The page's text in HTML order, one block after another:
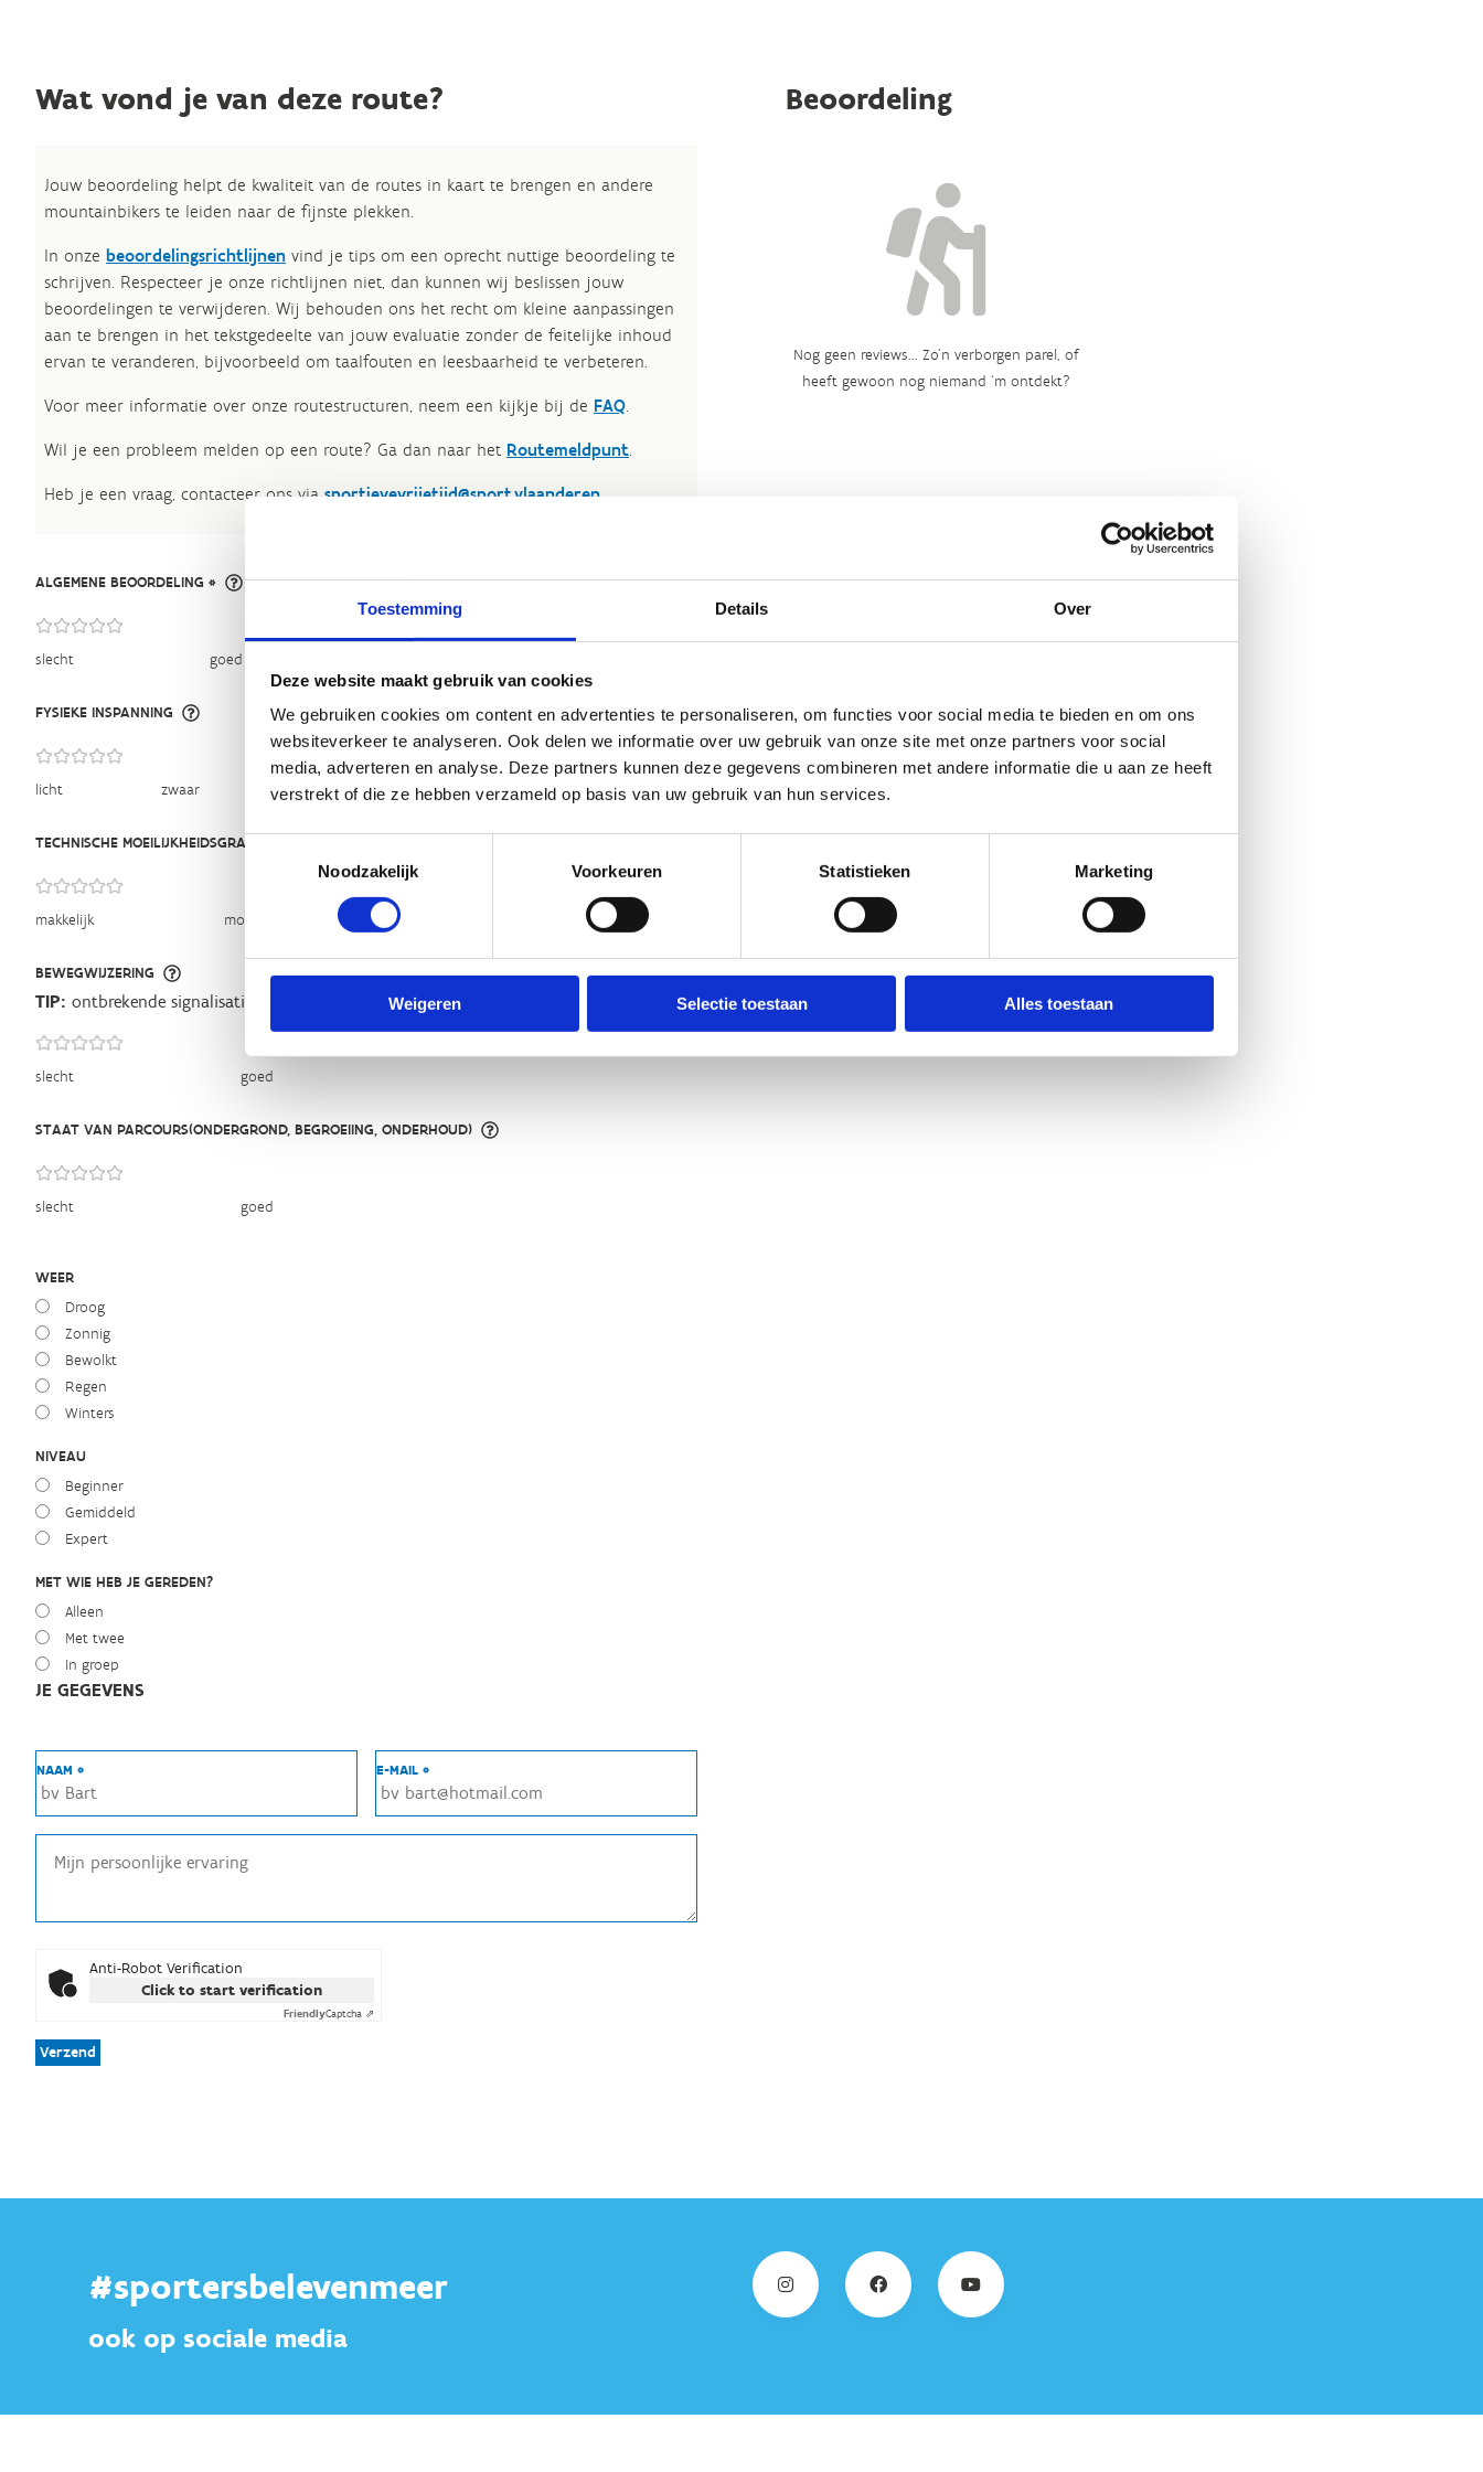
Toestemming Details Over
Deze website maakt gebruik van cookies
We gebruiken cookies om content en advertenties te personaliseren, om functies voor social media te bieden en om ons
websiteverkeer te analyseren. Ook delen we informatie over uw gebruik van onze site met onze partners voor social
media, adverteren en analyse. Deze partners kunnen deze gegevens combineren met andere informatie die u aan ze heeft
verstrekt of die ze hebben verzameld op basis van uw gebruik van hun services.
Toestemmingsselectie
Noodzakelijk
Voorkeuren Statistieken Marketing
Weigeren Selectie toestaan Alles toestaan
Wat vond je van deze route?
Jouw beoordeling helpt de kwaliteit van de routes in kaart te brengen en andere
mountainbikers te leiden naar de fijnste plekken.
In onze beoordelingsrichtlijnen vind je tips om een oprecht nuttige beoordeling te
schrijven. Respecteer je onze richtlijnen niet, dan kunnen wij beslissen jouw
beoordelingen te verwijderen. Wij behouden ons het recht om kleine aanpassingen
aan te brengen in het tekstgedeelte van jouw evaluatie zonder de feitelijke inhoud
ervan te veranderen, bijvoorbeeld om taalfouten en leesbaarheid te verbeteren.​
Voor meer informatie over onze routestructuren, neem een kijkje bij de FAQ.
Wil je een probleem melden op een route? Ga dan naar het Routemeldpunt.
Heb je een vraag, contacteer ons via sportievevrijetijd@sport.vlaanderen
ALGEMENE BEOORDELING *
slecht goed
FYSIEKE INSPANNING
licht zwaar
TECHNISCHE MOEILIJKHEIDSGRAAD
makkelijk moeilijk
BEWEGWIJZERING
slecht goed
TIP: ontbrekende signalisatie kan je melden via hetRoutemeldpunt
STAAT VAN PARCOURS(ONDERGROND, BEGROEIING, ONDERHOUD)
slecht goed
WEER
Droog
Zonnig
Bewolkt
Regen
Winters
NIVEAU
Beginner
Gemiddeld
Expert
MET WIE HEB JE GEREDEN?
Alleen
Met twee
In groep
JE GEGEVENS
NAAM * E-MAIL *
Anti-Robot Verification
Click to start verification
FriendlyCaptcha ⇗
Verzend
Beoordeling
Nog geen reviews... Zo’n verborgen parel, of
heeft gewoon nog niemand ‘m ontdekt?
#sportersbelevenmeer
ook op sociale media